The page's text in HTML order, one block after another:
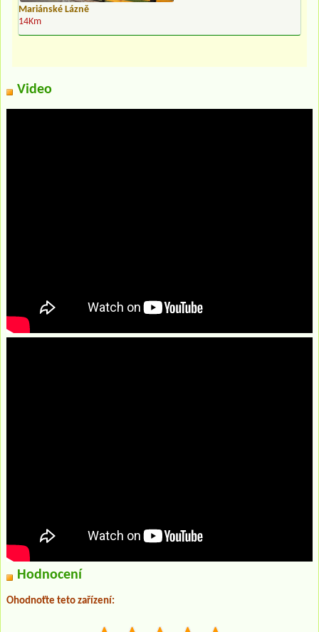
Mariánské Lázně
14Km
Video
Hodnocení
Ohodnoťte teto zařízení: